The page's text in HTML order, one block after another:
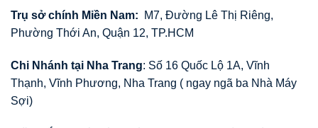
Trụ sở chính Miền Nam:
M7, Đường Lê Thị Riêng,
Phường Thới An, Quận 12, TP.HCM
Chi Nhánh tại Nha Trang: Số 16 Quốc Lộ 1A, Vĩnh
Thạnh, Vĩnh Phương, Nha Trang ( ngay ngã ba Nhà Máy
Sợi)